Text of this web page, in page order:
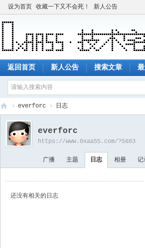
设为首页 收藏一下又不会死！ 新人公告
返回首页 新人公告 搜索文章
技
宅
› everforc › 日志
everforc
https://www.0xaa55.com/?5683
广播 主题 日志 相册 记
还没有相关的日志